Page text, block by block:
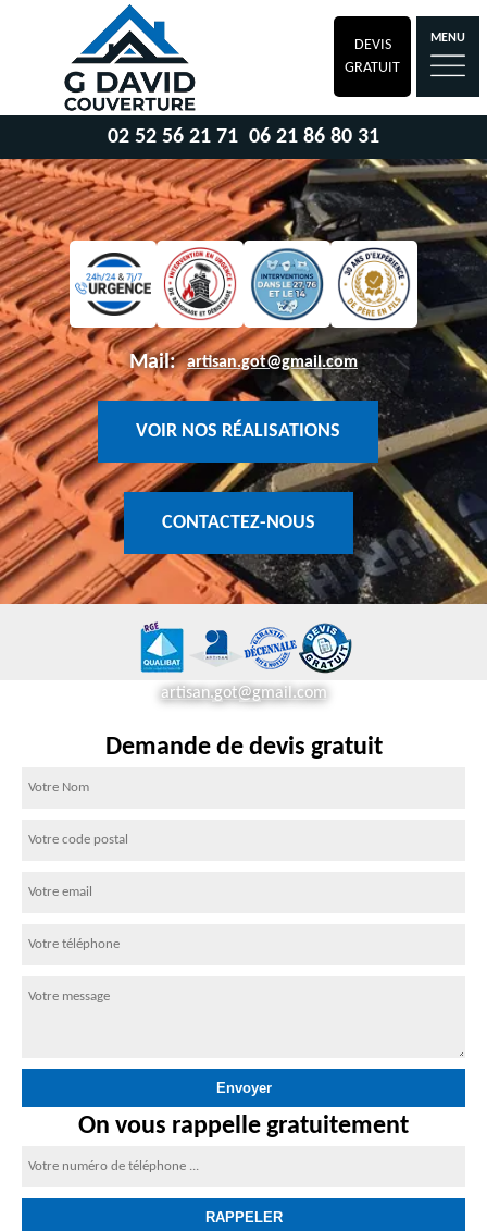
DEVIS
GRATUIT
MENU
02 52 56 21 71 06 21 86 80 31
Mail: artisan.got@gmail.com
VOIR NOS RÉALISATIONS
CONTACTEZ-NOUS
artisan.got@gmail.com
Demande de devis gratuit
On vous rappelle gratuitement